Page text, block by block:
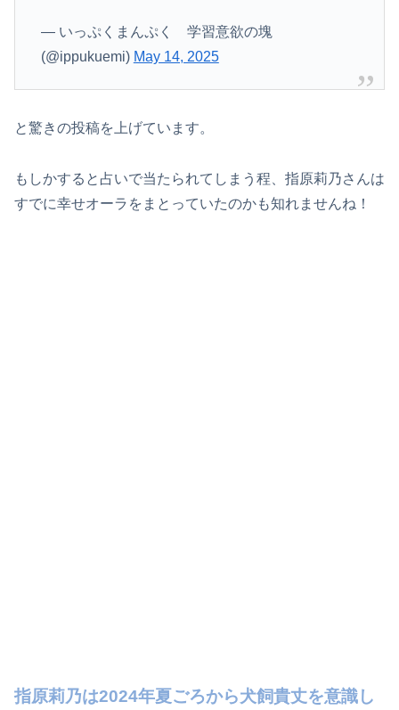
— いっぷくまんぷく 学習意欲の塊
(@ippukuemi) May 14, 2025
と驚きの投稿を上げています。
もしかすると占いで当たられてしまう程、指原莉乃さんは
すでに幸せオーラをまとっていたのかも知れませんね！
指原莉乃は2024年夏ごろから犬飼貴丈を意識し